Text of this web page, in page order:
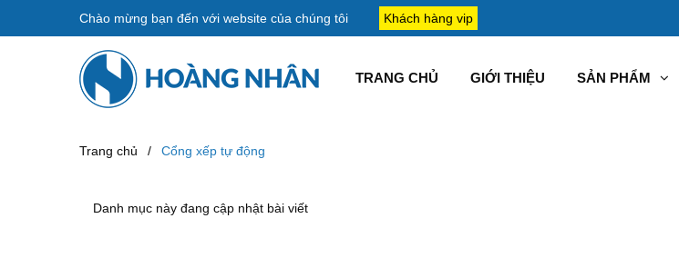
Chào mừng bạn đến với website của chúng tôi Khách hàng vip
TRANG CHỦ GIỚI THIỆU SẢN PHẨM
Trang chủ / Cổng xếp tự động
Danh mục này đang cập nhật bài viết